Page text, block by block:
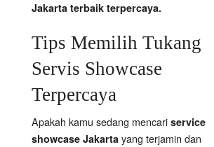
Jakarta terbaik terpercaya.
Tips Memilih Tukang
Servis Showcase
Terpercaya
Apakah kamu sedang mencari service
showcase Jakarta yang terjamin dan